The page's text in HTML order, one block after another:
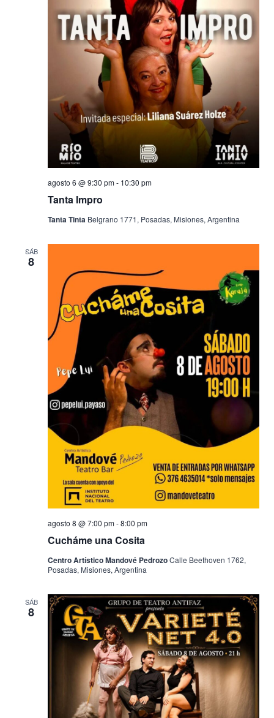
Tanta Impro
agosto 6 @ 9:30 pm- 10:30 pm
Tanta Tinta Belgrano 1771, Posadas, Misiones, Argentina
SÁB
8
Cucháme una Cosita
agosto 8 @ 7:00 pm-8:00 pm
Centro Artístico Mandové PedrozoCalle Beethoven 1762,
Posadas, Misiones, Argentina
SÁB
8